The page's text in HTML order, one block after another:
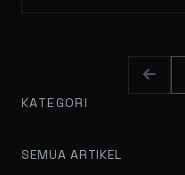
KATEGORI
SEMUA ARTIKEL